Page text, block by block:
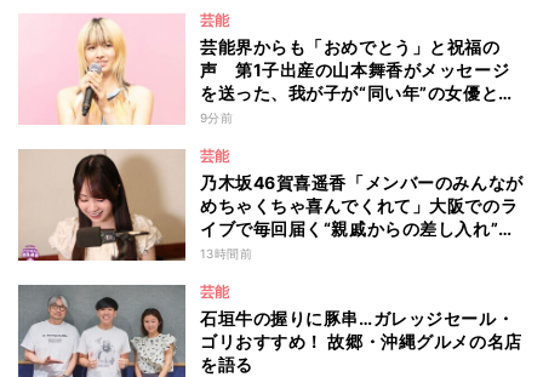
芸能
芸能界からも「おめでとう」と祝福の
声 第1子出産の山本舞香がメッセージ
を送った、我が子が“同い年”の女優と
は 今月1日には2年在籍した所属事務所
改めて考えながら…」
9分前
芸能
乃木坂46賀喜遥香「メンバーのみんなが
めちゃくちゃ喜んでくれて」大阪でのラ
イブで毎回届く“親戚からの差し入れ”と
は？
13時間前
芸能
石垣牛の握りに豚串…ガレッジセール・
ゴリおすすめ！ 故郷・沖縄グルメの名店
を語る